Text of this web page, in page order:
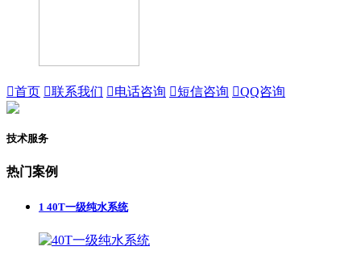
首页 联系我们 电话咨询 短信咨询 QQ咨询
技术服务
热门案例
1 40T一级纯水系统